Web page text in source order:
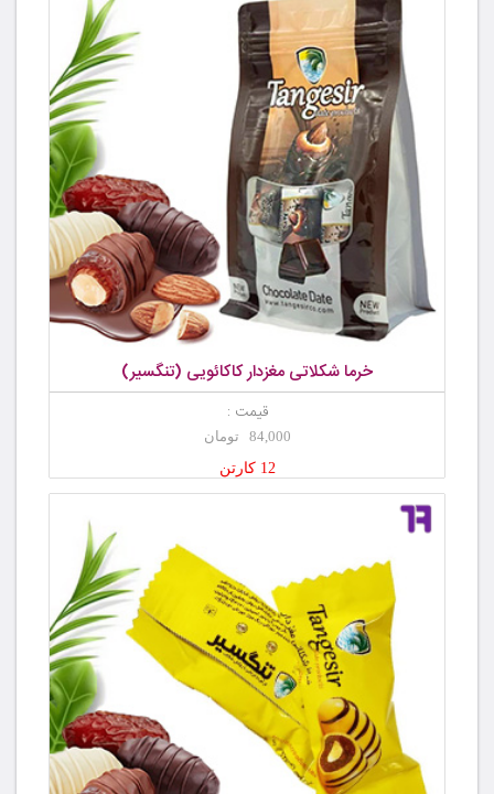
خرما شکلاتی مغزدار کاکائویی (تنگسیر)
قیمت :
84,000 تومان
12 کارتن